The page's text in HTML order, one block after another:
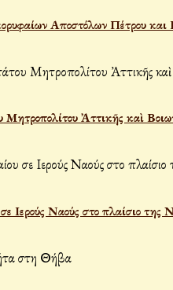
Αποστόλων Πέτρου και
Ἀττικῆς καὶ
Ιερούς Ναούς στο πλαίσιο της